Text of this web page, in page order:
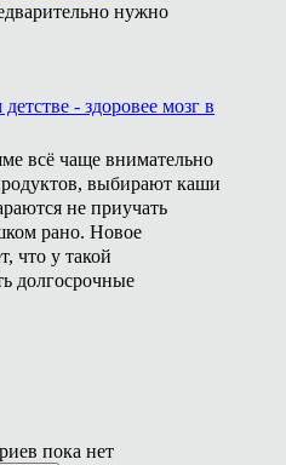
нужно
- здоровее мозг в
всё чаще внимательно
выбирают каши
не приучать
рано. Новое
что у такой
долгосрочные
пока нет